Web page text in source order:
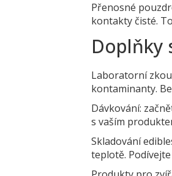
Přenosné
kontakty čisté.
Doplňky
Laboratorní
kontaminanty.
Dávkování:
s vaším
Skladování
teplotě.